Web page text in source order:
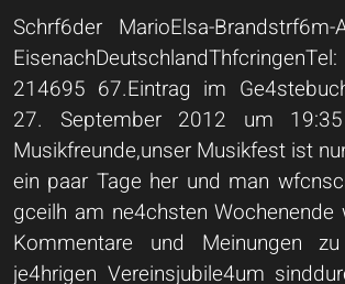
Schrf6der MarioElsa-
214695 67.Eintrag im
27. September 2012 um
Musikfreunde,unser Musikfest ist
ein paar Tage her und man
gceilh am ne4chsten Wochenende
Kommentare und Meinungen
je4hrigen Vereinsjubile4um